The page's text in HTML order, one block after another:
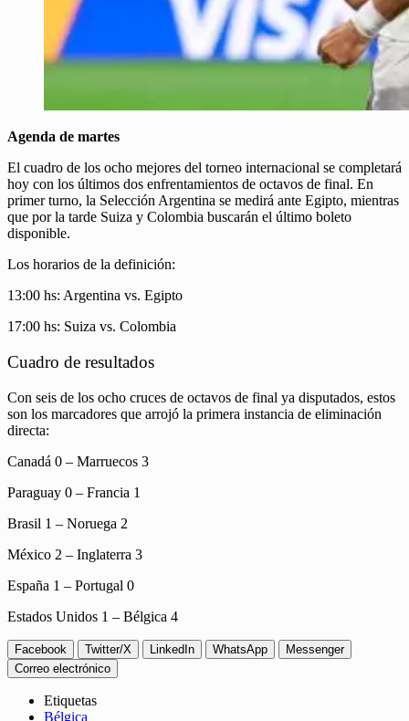
Agenda de martes
El cuadro de los ocho mejores del torneo internacional se completará
hoy con los últimos dos enfrentamientos de octavos de final. En
primer turno, la Selección Argentina se medirá ante Egipto, mientras
que por la tarde Suiza y Colombia buscarán el último boleto
disponible.
Los horarios de la definición:
13:00 hs: Argentina vs. Egipto
17:00 hs: Suiza vs. Colombia
Cuadro de resultados
Con seis de los ocho cruces de octavos de final ya disputados, estos
son los marcadores que arrojó la primera instancia de eliminación
directa:
Canadá 0 – Marruecos 3
Paraguay 0 – Francia 1
Brasil 1 – Noruega 2
México 2 – Inglaterra 3
España 1 – Portugal 0
Estados Unidos 1 – Bélgica 4
Facebook Twitter/X LinkedIn WhatsApp
Messenger
Correo electrónico
Etiquetas
Bélgica